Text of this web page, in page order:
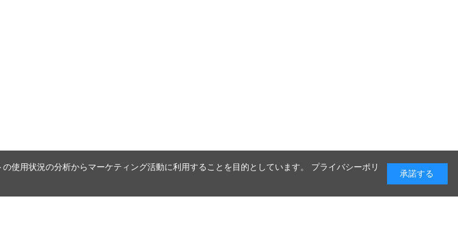
使用状況の分析からマーケティング活動に利用することを目的としています。 プライバシーポリ
承諾する